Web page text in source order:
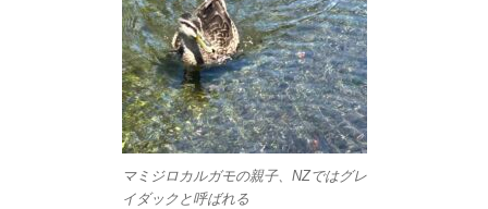
マミジロカルガモの親子、NZではグレ
イダックと呼ばれる